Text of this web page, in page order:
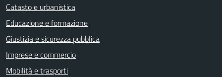
Catasto e urbanistica
Educazione e formazione
Giustizia e sicurezza pubblica
Imprese e commercio
Mobilità e trasporti